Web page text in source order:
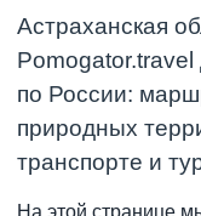
Астраханская
по России:
природных
транспорте и